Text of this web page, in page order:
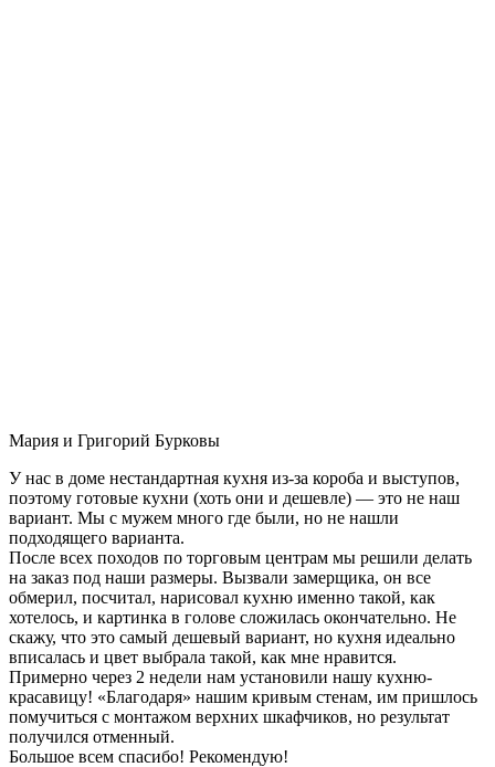
Мария и Григорий Бурковы
У нас в доме нестандартная кухня из-за короба и выступов,
поэтому готовые кухни (хоть они и дешевле) — это не наш
вариант. Мы с мужем много где были, но не нашли
подходящего варианта.
После всех походов по торговым центрам мы решили делать
на заказ под наши размеры. Вызвали замерщика, он все
обмерил, посчитал, нарисовал кухню именно такой, как
хотелось, и картинка в голове сложилась окончательно. Не
скажу, что это самый дешевый вариант, но кухня идеально
вписалась и цвет выбрала такой, как мне нравится.
Примерно через 2 недели нам установили нашу кухню-
красавицу! «Благодаря» нашим кривым стенам, им пришлось
помучиться с монтажом верхних шкафчиков, но результат
получился отменный.
Большое всем спасибо! Рекомендую!